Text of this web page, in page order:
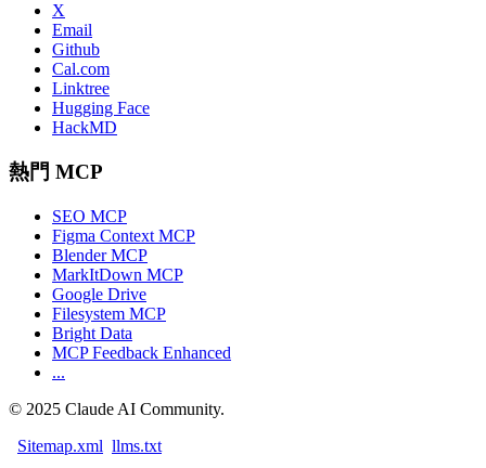
X
Email
Github
Cal.com
Linktree
Hugging Face
HackMD
熱門 MCP
SEO MCP
Figma Context MCP
Blender MCP
MarkItDown MCP
Google Drive
Filesystem MCP
Bright Data
MCP Feedback Enhanced
...
© 2025 Claude AI Community.
Sitemap.xml llms.txt